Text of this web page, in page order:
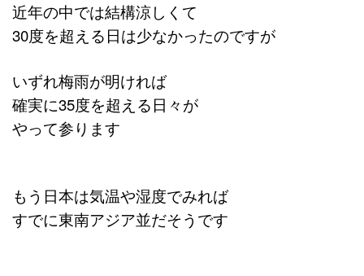
近年の中では結構涼しくて
30度を超える日は少なかったのですが
いずれ梅雨が明ければ
確実に35度を超える日々が
やって参ります
もう日本は気温や湿度でみれば
すでに東南アジア並だそうです